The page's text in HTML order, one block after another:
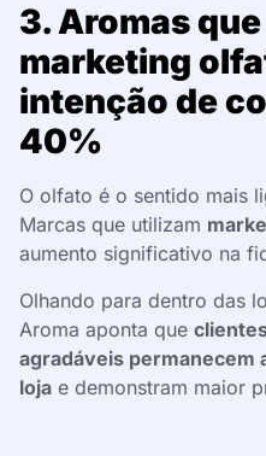
3. Aromas
marketing
intenção de
40%
O olfato é o sentido mais
Marcas que utilizam
aumento significativo na
Olhando para dentro das
Aroma aponta que
agradáveis permanecem
loja e demonstram maior